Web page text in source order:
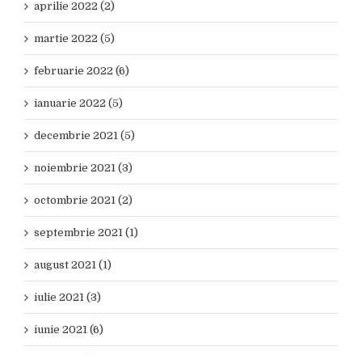
aprilie 2022 (2)
martie 2022 (5)
februarie 2022 (6)
ianuarie 2022 (5)
decembrie 2021 (5)
noiembrie 2021 (3)
octombrie 2021 (2)
septembrie 2021 (1)
august 2021 (1)
iulie 2021 (3)
iunie 2021 (6)